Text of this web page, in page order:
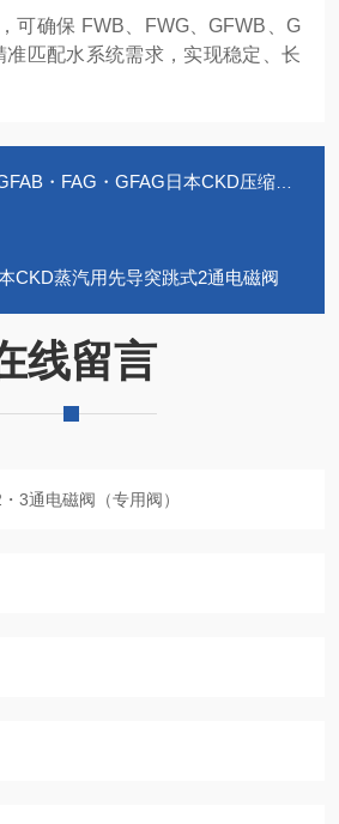
可确保 FWB、FWG、GFWB、G
准匹配水系统需求，实现稳定、长
・FAG・GFAG日本CKD压缩空气用直动式2・3通电磁阀
CKD蒸汽用先导突跳式2通电磁阀
线留言